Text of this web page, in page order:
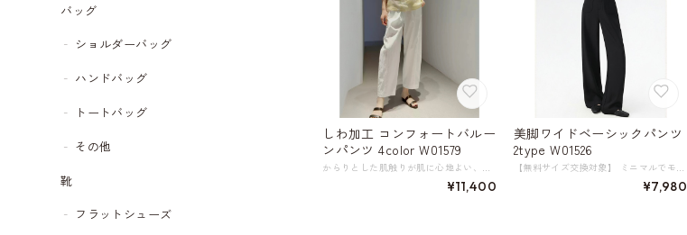
バッグ
ショルダーバッグ
ハンドバッグ
トートバッグ
その他
靴
フラットシューズ
しわ加工 コンフォートバルー
ンパンツ 4color W01579
¥11,400
美脚ワイドベーシックパンツ
2type W01526
¥7,980